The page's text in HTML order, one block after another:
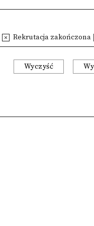
Rekrutacja zakończona
Wyczyść